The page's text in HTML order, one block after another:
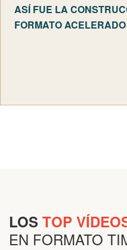
ASÍ FUE LA
FORMATO ACELERADO
LOS TOP
EN FORMATO